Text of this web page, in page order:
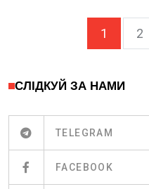
1 2
СЛІДКУЙ ЗА НАМИ
TELEGRAM
FACEBOOK